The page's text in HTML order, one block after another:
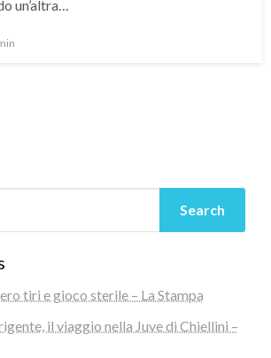
un’altra…
Search
tiri e gioco sterile – La Stampa
il viaggio nella Juve di Chiellini –